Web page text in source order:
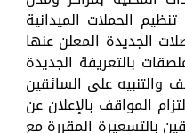
الحملات الميدانية
الجديدة المعلن عنها
بالتعريفة الجديدة
والتنبيه على السائقين
المواقف بالإعلان عن
بالتسعيرة المقررة مع